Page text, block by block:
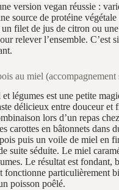
version vegan réussie :
source de protéine végétale
un filet de jus de citron ou
relever l’ensemble. C’est
au miel (accompagnement
légumes est une petite
délicieux entre douceur et
lors d’un repas
carottes en bâtonnets dans
puis un voile de miel en
suite séduite. Le miel
Le résultat est fondant,
fonctionne particulièrement
poisson poêlé.